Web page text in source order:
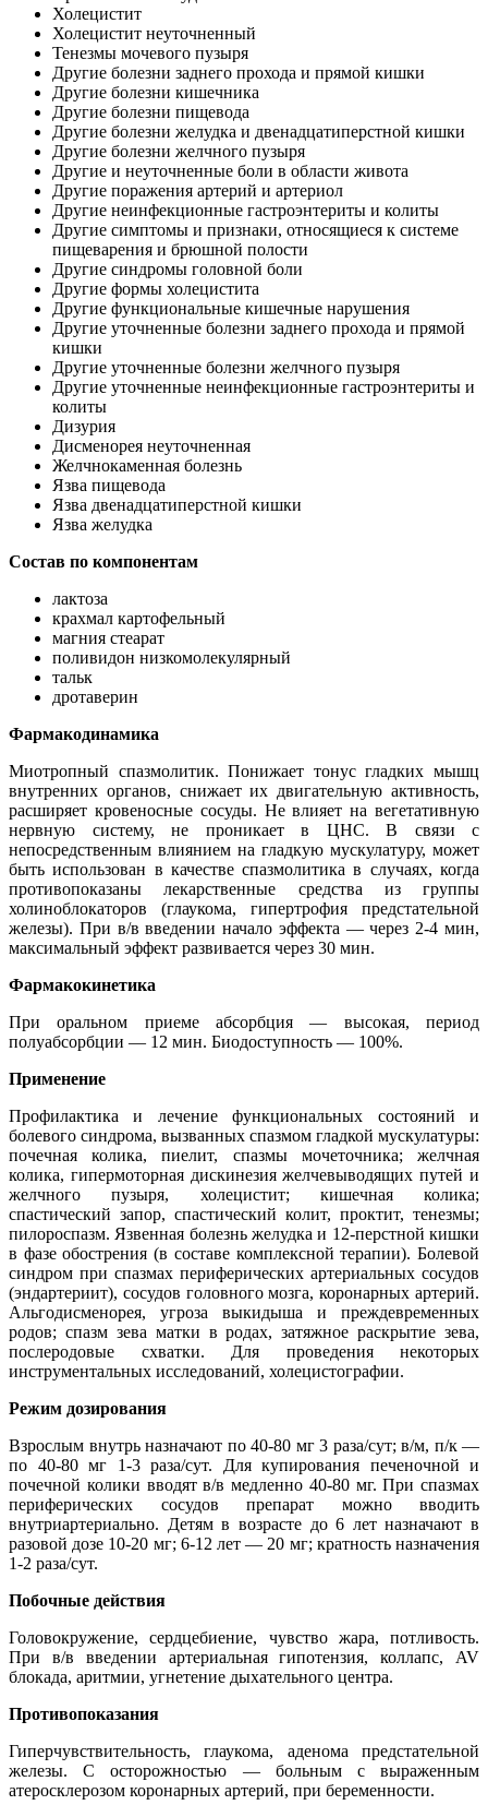
Холецистит
Холецистит неуточненный
Тенезмы мочевого пузыря
Другие болезни заднего прохода и прямой кишки
Другие болезни кишечника
Другие болезни пищевода
Другие болезни желудка и двенадцатиперстной кишки
Другие болезни желчного пузыря
Другие и неуточненные боли в области живота
Другие поражения артерий и артериол
Другие неинфекционные гастроэнтериты и колиты
Другие симптомы и признаки, относящиеся к системе
пищеварения и брюшной полости
Другие синдромы головной боли
Другие формы холецистита
Другие функциональные кишечные нарушения
Другие уточненные болезни заднего прохода и прямой
кишки
Другие уточненные болезни желчного пузыря
Другие уточненные неинфекционные гастроэнтериты и
колиты
Дизурия
Дисменорея неуточненная
Желчнокаменная болезнь
Язва пищевода
Язва двенадцатиперстной кишки
Язва желудка
Состав по компонентам
лактоза
крахмал картофельный
магния стеарат
поливидон низкомолекулярный
тальк
дротаверин
Фармакодинамика
Миотропный спазмолитик. Понижает тонус гладких мышц
внутренних органов, снижает их двигательную активность,
расширяет кровеносные сосуды. Не влияет на вегетативную
нервную систему, не проникает в ЦНС. В связи с
непосредственным влиянием на гладкую мускулатуру, может
быть использован в качестве спазмолитика в случаях, когда
противопоказаны лекарственные средства из группы
холиноблокаторов (глаукома, гипертрофия предстательной
железы). При в/в введении начало эффекта — через 2-4 мин,
максимальный эффект развивается через 30 мин.
Фармакокинетика
При оральном приеме абсорбция — высокая, период
полуабсорбции — 12 мин. Биодоступность — 100%.
Применение
Профилактика и лечение функциональных состояний и
болевого синдрома, вызванных спазмом гладкой мускулатуры:
почечная колика, пиелит, спазмы мочеточника; желчная
колика, гипермоторная дискинезия желчевыводящих путей и
желчного пузыря, холецистит; кишечная колика;
спастический запор, спастический колит, проктит, тенезмы;
пилороспазм. Язвенная болезнь желудка и 12-перстной кишки
в фазе обострения (в составе комплексной терапии). Болевой
синдром при спазмах периферических артериальных сосудов
(эндартериит), сосудов головного мозга, коронарных артерий.
Альгодисменорея, угроза выкидыша и преждевременных
родов; спазм зева матки в родах, затяжное раскрытие зева,
послеродовые схватки. Для проведения некоторых
инструментальных исследований, холецистографии.
Режим дозирования
Взрослым внутрь назначают по 40-80 мг 3 раза/сут; в/м, п/к —
по 40-80 мг 1-3 раза/сут. Для купирования печеночной и
почечной колики вводят в/в медленно 40-80 мг. При спазмах
периферических сосудов препарат можно вводить
внутриартериально. Детям в возрасте до 6 лет назначают в
разовой дозе 10-20 мг; 6-12 лет — 20 мг; кратность назначения
1-2 раза/сут.
Побочные действия
Головокружение, сердцебиение, чувство жара, потливость.
При в/в введении артериальная гипотензия, коллапс, AV
блокада, аритмии, угнетение дыхательного центра.
Противопоказания
Гиперчувствительность, глаукома, аденома предстательной
железы. С осторожностью — больным с выраженным
атеросклерозом коронарных артерий, при беременности.